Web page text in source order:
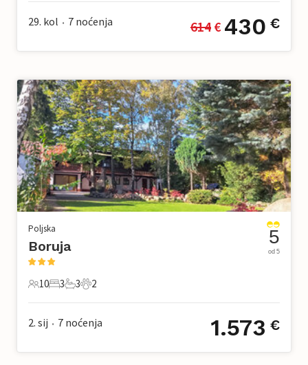
29. kol • 7 noćenja 614 € 430 €
Poljska
Boruja
10 Gosti
10
3 Spavaće sobe
3
3 Kupaonice
3
2 Kućni ljubimac
2
5
od 5
2. sij • 7 noćenja 1.573 €